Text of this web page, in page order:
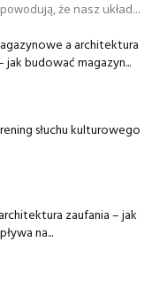
że nasz układ...
a architektura
budować magazyn...
słuchu kulturowego
zaufania – jak
na...